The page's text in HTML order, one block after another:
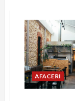
AFACERI